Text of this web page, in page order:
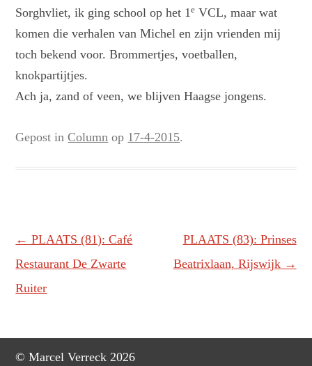
Sorghvliet, ik ging school op het 1e VCL, maar wat
komen die verhalen van Michel en zijn vrienden mij
toch bekend voor. Brommertjes, voetballen,
knokpartijtjes.
Ach ja, zand of veen, we blijven Haagse jongens.
Gepost inColumn op 17-4-2015.
Berichtnavigatie
← PLAATS (81): Café
Restaurant De Zwarte
Ruiter
PLAATS (83): Prinses
Beatrixlaan, Rijswijk →
© Marcel Verreck 2026